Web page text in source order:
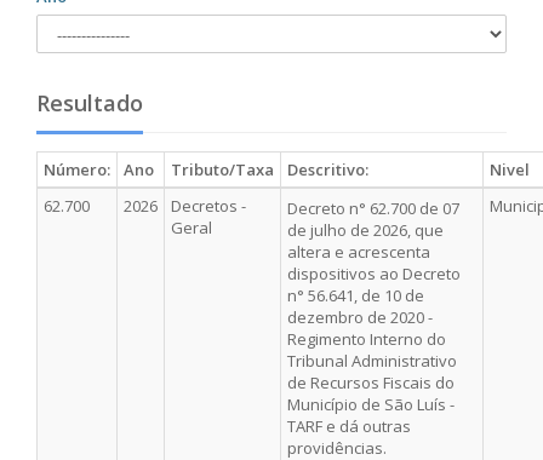
Resultado
Número: Ano Tributo/Taxa Descritivo:
Nivel
62.700
2026
Decretos -
Geral
Decreto n° 62.700 de 07
de julho de 2026, que
altera e acrescenta
dispositivos ao Decreto
n° 56.641, de 10 de
dezembro de 2020 -
Regimento Interno do
Tribunal Administrativo
de Recursos Fiscais do
Município de São Luís -
TARF e dá outras
providências.